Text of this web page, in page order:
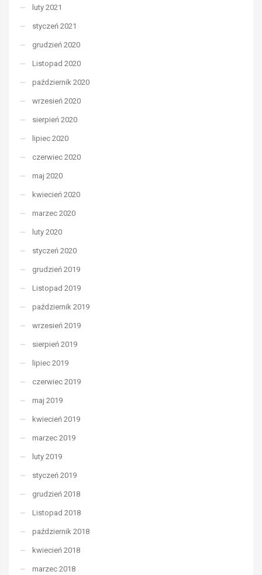
luty 2021
styczeń 2021
grudzień 2020
Listopad 2020
październik 2020
wrzesień 2020
sierpień 2020
lipiec 2020
czerwiec 2020
maj 2020
kwiecień 2020
marzec 2020
luty 2020
styczeń 2020
grudzień 2019
Listopad 2019
październik 2019
wrzesień 2019
sierpień 2019
lipiec 2019
czerwiec 2019
maj 2019
kwiecień 2019
marzec 2019
luty 2019
styczeń 2019
grudzień 2018
Listopad 2018
październik 2018
kwiecień 2018
marzec 2018